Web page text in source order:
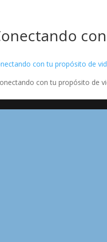
con tu propósito de
con tu propósito de